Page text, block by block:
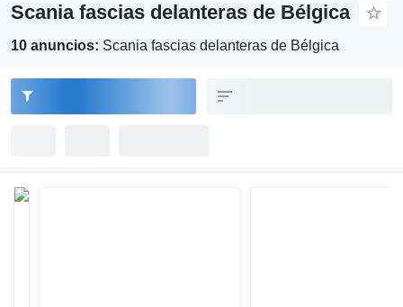
Scania fascias delanteras de Bélgica
10 anuncios: Scania fascias delanteras de Bélgica